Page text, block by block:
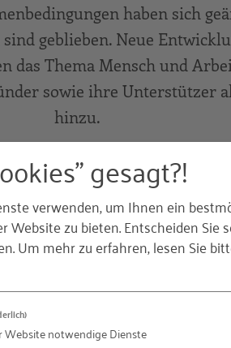
haben sich
geblieben. Neue
das Thema Mensch und
sowie ihre Unterstützer
hinzu.
und die Themen des
Seiten.gesagt?!
verwenden, um Ihnen ein
Website zu bieten. Entscheiden Sie
Um mehr zu erfahren, lesen Sie
Website notwendige Dienste